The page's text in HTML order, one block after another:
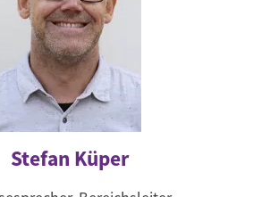
Stefan Küper